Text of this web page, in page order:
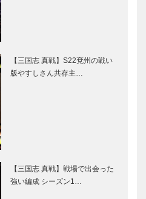
【三国志 真戦】S22兗州の戦い
版やすしさん共存主…
【三国志 真戦】戦場で出会った
強い編成 シーズン1…